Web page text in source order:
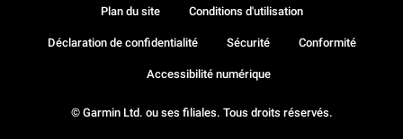
© Garmin Ltd. ou ses filiales. Tous droits réservés.
Plan du site Conditions d'utilisation
Déclaration de confidentialité Sécurité Conformité
Accessibilité numérique